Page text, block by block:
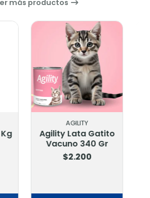
más productos
MASTER CAT
Alimento Húmedo
Master Cat
Display Gatitos
Carne 20 U